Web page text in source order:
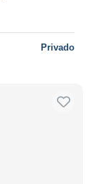
Privado